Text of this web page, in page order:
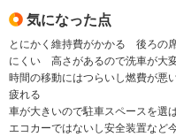
気になった点
とにかく維持費がかかる 後ろの
にくい 高さがあるので洗車が大
時間の移動にはつらいし燃費が悪
疲れる
車が大きいので駐車スペースを選
エコカーではないし安全装置な